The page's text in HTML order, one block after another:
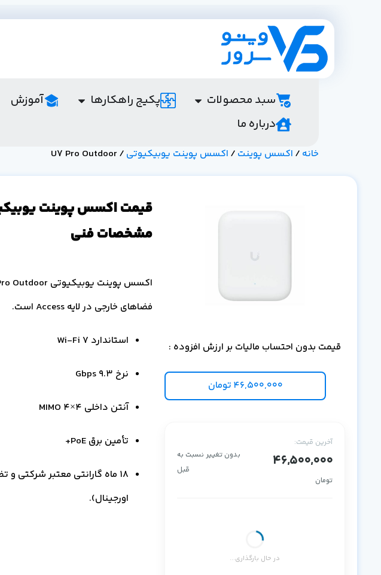
سبد محصولات پکیج راهکارها آموزش
درباره ما
خانه / اکسس پوینت / اکسس پوینت یوبیکیوتی / U7 Pro Outdoor
قیمت بدون احتساب مالیات بر ارزش افزوده :
46,500,000 تومان
آخرین قیمت:
46,500,000
تومان
بدون تغییر نسبت به
قبل
در حال بارگذاری...
مشخصات فنی
فضاهای خارجی در لایه Access است.
استاندارد Wi-Fi 7
نرخ 9.3 Gbps
آنتن داخلی 4×4 MIMO
تأمین برق PoE+
اورجینال).